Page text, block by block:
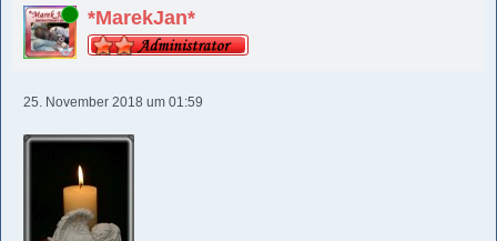
Online *MarekJan*
25. November 2018 um 01:59